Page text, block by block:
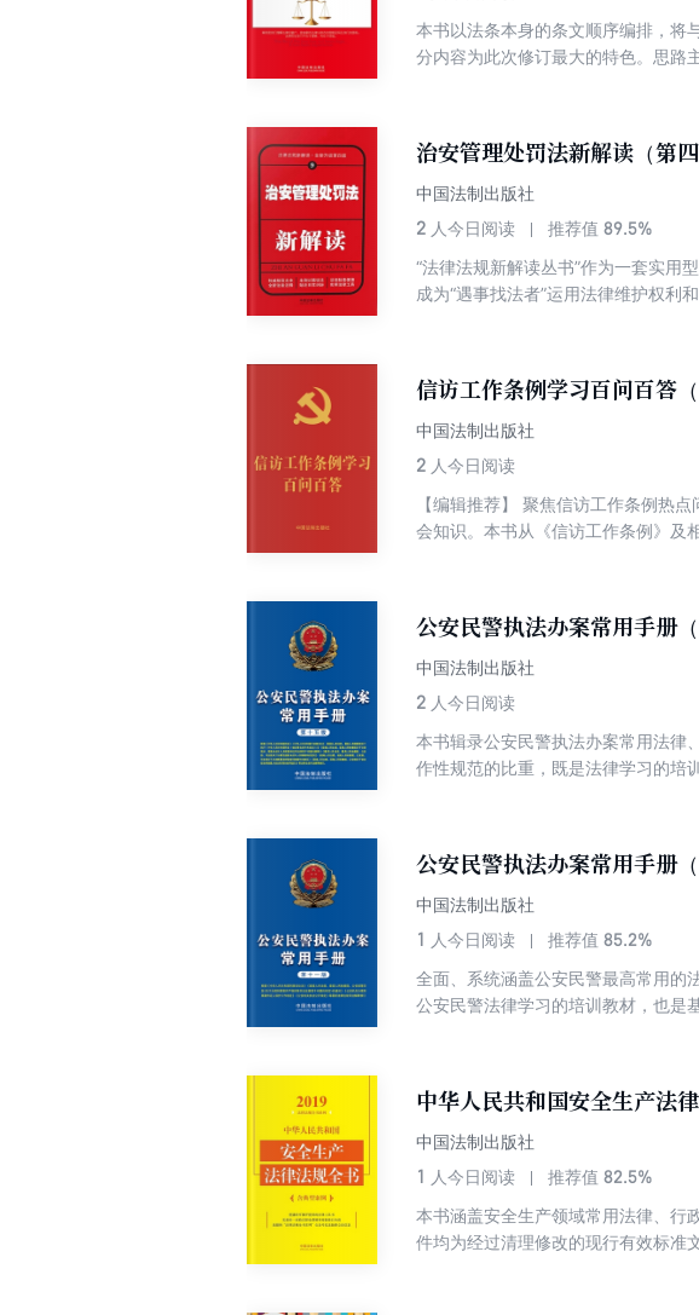
本书以法条本身的条文顺序编排，将
分内容为此次修订最大的特色。思路
治安管理处罚法新解读（第四
中国法制出版社
2 人今日阅读 推荐值 89.5%
“法律法规新解读丛书”作为一套实用
成为“遇事找法者”运用法律维护权利
失信、背信行为;加强社会治理，维
信访工作条例学习百问百答
中国法制出版社
2 人今日阅读
【编辑推荐】 聚焦信访工作条例热
会知识。本书从《信访工作条例》及
义。通过对《信访工作条例》进行宣
好环境。为深入贯彻学习《信访工作
《信访工作条例》及相关法规内容，
习应知应会的信访工作法规知识。
社和国家法律法规标准文本的权威出
家的出版方针，坚持正确的出版导向
公安民警执法办案常用手册（
中国法制出版社
2 人今日阅读
本书辑录公安民警执法办案常用法律
作性规范的比重，既是法律学习的培
公安民警执法办案常用手册（
中国法制出版社
1 人今日阅读 推荐值 85.2%
全面、系统涵盖公安民警最高常用的
公安民警法律学习的培训教材，也是
作性规范的比重，增加了一些公安民
相关部门规章、规范性文件的公布情
中华人民共和国安全生产法
中国法制出版社
1 人今日阅读 推荐值 82.5%
本书涵盖安全生产领域常用法律、行
件均为经过清理修改的现行有效标准